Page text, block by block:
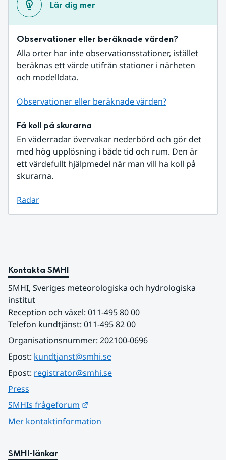
Lär dig mer
Observationer eller beräknade värden?
Alla orter har inte observationsstationer, istället
beräknas ett värde utifrån stationer i närheten
och modelldata.
Observationer eller beräknade värden?
Få koll på skurarna
En väderradar övervakar nederbörd och gör det
med hög upplösning i både tid och rum. Den är
ett värdefullt hjälpmedel när man vill ha koll på
skurarna.
Radar
Kontakta SMHI
SMHI, Sveriges meteorologiska och hydrologiska
institut
Reception och växel: 011-495 80 00
Telefon kundtjänst: 011-495 82 00
Organisationsnummer: 202100-0696
Epost: kundtjanst@smhi.se
Epost: registrator@smhi.se
Press
SMHIs frågeforum
Mer kontaktinformation
SMHI-länkar